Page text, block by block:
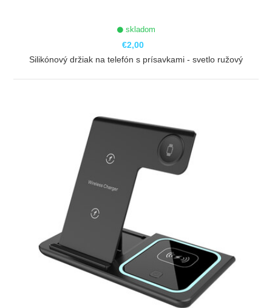
skladom
€2,00
Silikónový držiak na telefón s prísavkami - svetlo ružový